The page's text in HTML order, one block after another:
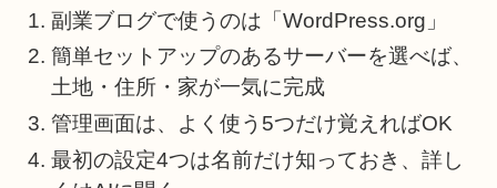
副業ブログで使うのは「WordPress.org」
簡単セットアップのあるサーバーを選べば、
土地・住所・家が一気に完成
管理画面は、よく使う5つだけ覚えればOK
最初の設定4つは名前だけ知っておき、詳し